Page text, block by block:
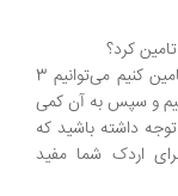
کرد؟
برای اینکه تمام ویتامین های مورد نیاز اردک را تامین کنیم می‌توانیم 3
نماییم و سپس به آن کمی
داشته باشید که
اردک شما مفید